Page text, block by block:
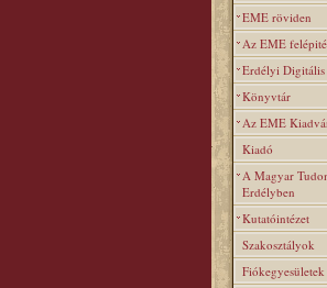
EME röviden
Az EME
Erdélyi
Könyvtár
Az EME
Kiadó
A Magyar
Erdélyben
Kutatóintézet
Szakosztályok
Fiókegyesületek